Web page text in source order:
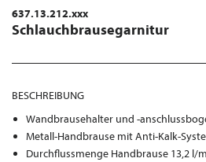
637.13.212.xxx
Schlauchbrausegarnitur
BESCHREIBUNG
Wandbrausehalter und -
Metall-Handbrause mit Anti-Kalk-
Durchflussmenge Handbrause 13,2 l/